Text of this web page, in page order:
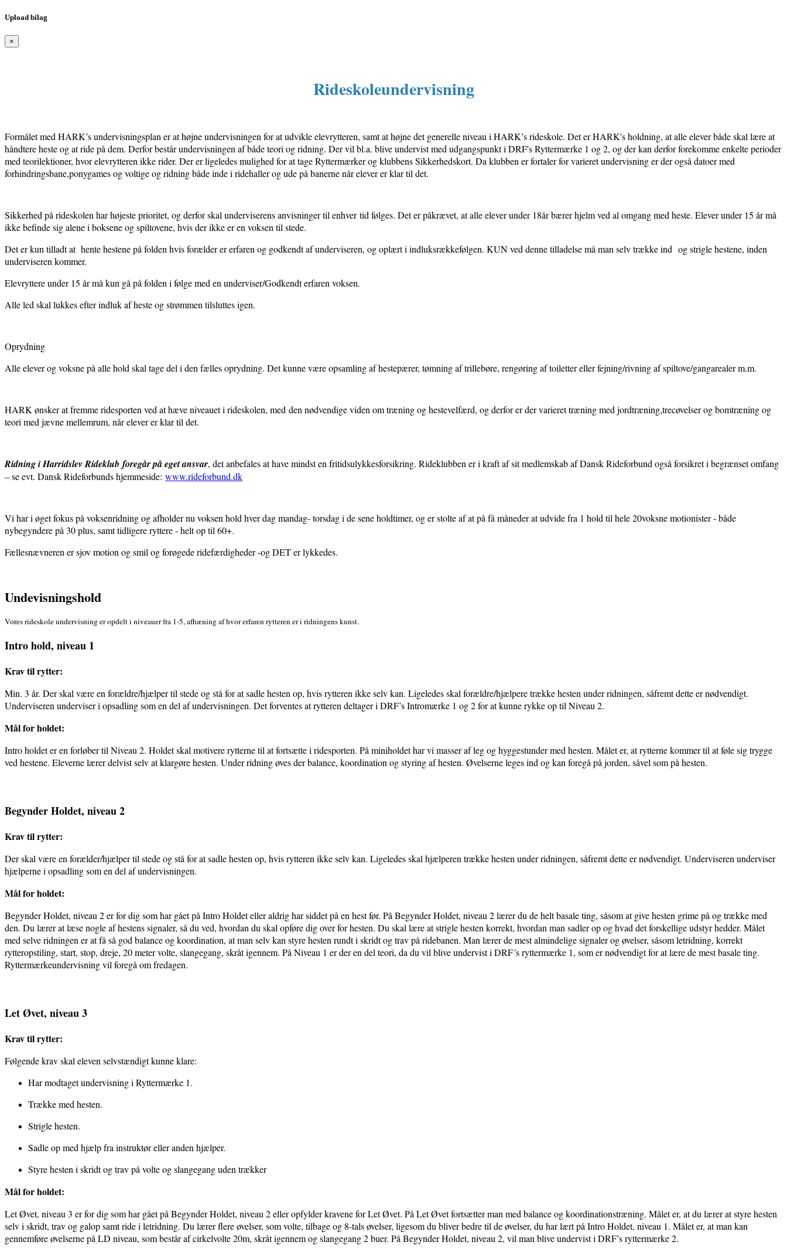
Upload bilag
×
Rideskoleundervisning
Formålet med HARK’s undervisningsplan er at højne undervisningen for at udvikle elevrytteren, samt at højne det generelle niveau i HARK’s rideskole. Det er HARK's holdning, at alle elever både skal lære at
håndtere heste og at ride på dem. Derfor består undervisningen af både teori og ridning. Der vil bl.a. blive undervist med udgangspunkt i DRF's Ryttermærke 1 og 2, og der kan derfor forekomme enkelte perioder
med teorilektioner, hvor elevrytteren ikke rider. Der er ligeledes mulighed for at tage Ryttermærker og klubbens Sikkerhedskort. Da klubben er fortaler for varieret undervisning er der også datoer med
forhindringsbane,ponygames og voltige og ridning både inde i ridehaller og ude på banerne når elever er klar til det.
Sikkerhed på rideskolen har højeste prioritet, og derfor skal underviserens anvisninger til enhver tid følges. Det er påkrævet, at alle elever under 18år bærer hjelm ved al omgang med heste. Elever under 15 år må
ikke befinde sig alene i boksene og spiltovene, hvis der ikke er en voksen til stede.
Det er kun tilladt at hente hestene på folden hvis forælder er erfaren og godkendt af underviseren, og oplært i indluksrækkefølgen. KUN ved denne tilladelse må man selv trække ind og strigle hestene, inden
underviseren kommer.
Elevryttere under 15 år må kun gå på folden i følge med en underviser/Godkendt erfaren voksen.
Alle led skal lukkes efter indluk af heste og strømmen tilsluttes igen.
Oprydning
Alle elever og voksne på alle hold skal tage del i den fælles oprydning. Det kunne være opsamling af hestepærer, tømning af trillebøre, rengøring af toiletter eller fejning/rivning af spiltove/gangarealer m.m.
HARK ønsker at fremme ridesporten ved at hæve niveauet i rideskolen, med den nødvendige viden om træning og hestevelfærd, og derfor er der varieret træning med jordtræning,trecøvelser og bomtræning og
teori med jævne mellemrum, når elever er klar til det.
Ridning i Harridslev Rideklub foregår på eget ansvar, det anbefales at have mindst en fritidsulykkesforsikring. Rideklubben er i kraft af sit medlemskab af Dansk Rideforbund også forsikret i begrænset omfang
– se evt. Dansk Rideforbunds hjemmeside: www.rideforbund.dk
Vi har i øget fokus på voksenridning og afholder nu voksen hold hver dag mandag- torsdag i de sene holdtimer, og er stolte af at på få måneder at udvide fra 1 hold til hele 20voksne motionister - både
nybegyndere på 30 plus, samt tidligere ryttere - helt op til 60+.
Fællesnævneren er sjov motion og smil og forøgede ridefærdigheder -og DET er lykkedes.
Undevisningshold
Vores rideskole undervisning er opdelt i niveauer fra 1-5, afhæning af hvor erfaren rytteren er i ridningens kunst.
Intro hold, niveau 1
Krav til rytter:
Min. 3 år. Der skal være en forældre/hjælper til stede og stå for at sadle hesten op, hvis rytteren ikke selv kan. Ligeledes skal forældre/hjælpere trække hesten under ridningen, såfremt dette er nødvendigt.
Underviseren underviser i opsadling som en del af undervisningen. Det forventes at rytteren deltager i DRF’s Intromærke 1 og 2 for at kunne rykke op til Niveau 2.
Mål for holdet:
Intro holdet er en forløber til Niveau 2. Holdet skal motivere rytterne til at fortsætte i ridesporten. På miniholdet har vi masser af leg og hyggestunder med hesten. Målet er, at rytterne kommer til at føle sig trygge
ved hestene. Eleverne lærer delvist selv at klargøre hesten. Under ridning øves der balance, koordination og styring af hesten. Øvelserne leges ind og kan foregå på jorden, såvel som på hesten.
Begynder Holdet, niveau 2
Krav til rytter:
Der skal være en forælder/hjælper til stede og stå for at sadle hesten op, hvis rytteren ikke selv kan. Ligeledes skal hjælperen trække hesten under ridningen, såfremt dette er nødvendigt. Underviseren underviser
hjælperne i opsadling som en del af undervisningen.
Mål for holdet:
Begynder Holdet, niveau 2 er for dig som har gået på Intro Holdet eller aldrig har siddet på en hest før. På Begynder Holdet, niveau 2 lærer du de helt basale ting, såsom at give hesten grime på og trække med
den. Du lærer at læse nogle af hestens signaler, så du ved, hvordan du skal opføre dig over for hesten. Du skal lære at strigle hesten korrekt, hvordan man sadler op og hvad det forskellige udstyr hedder. Målet
med selve ridningen er at få så god balance og koordination, at man selv kan styre hesten rundt i skridt og trav på ridebanen. Man lærer de mest almindelige signaler og øvelser, såsom letridning, korrekt
rytteropstiling, start, stop, dreje, 20 meter volte, slangegang, skråt igennem. På Niveau 1 er der en del teori, da du vil blive undervist i DRF´s ryttermærke 1, som er nødvendigt for at lære de mest basale ting.
Ryttermærkeundervisning vil foregå om fredagen.
Let Øvet, niveau 3
Krav til rytter:
Følgende krav skal eleven selvstændigt kunne klare:
Har modtaget undervisning i Ryttermærke 1.
Trække med hesten.
Strigle hesten.
Sadle op med hjælp fra instruktør eller anden hjælper.
Styre hesten i skridt og trav på volte og slangegang uden trækker
Mål for holdet:
Let Øvet, niveau 3 er for dig som har gået på Begynder Holdet, niveau 2 eller opfylder kravene for Let Øvet. På Let Øvet fortsætter man med balance og koordinationstræning. Målet er, at du lærer at styre hesten
selv i skridt, trav og galop samt ride i letridning. Du lærer flere øvelser, som volte, tilbage og 8-tals øvelser, ligesom du bliver bedre til de øvelser, du har lært på Intro Holdet, niveau 1. Målet er, at man kan
gennemføre øvelserne på LD niveau, som består af cirkelvolte 20m, skråt igennem og slangegang 2 buer. På Begynder Holdet, niveau 2, vil man blive undervist i DRF’s ryttermærke 2.